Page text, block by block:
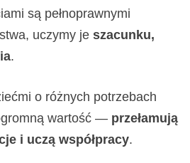
są pełnoprawnymi
uczymy jeszacunku,
.
o różnych potrzebach
wartość — przełamują
i uczą współpracy.